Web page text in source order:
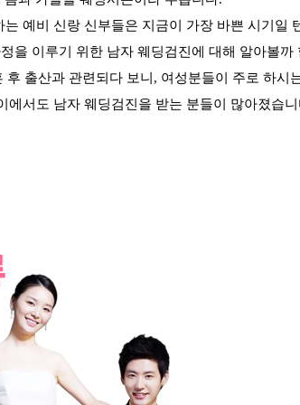
예비 신랑 신부들은 지금이 가장 바쁜 시기일
을 이루기 위한 남자 웨딩검진에 대해 알아볼까
출산과 관련되다 보니 , 여성분들이 주로 하시
에서도 남자 웨딩검진을 받는 분들이 많아졌습